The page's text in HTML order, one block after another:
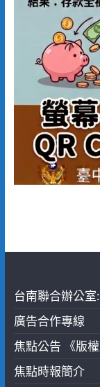
台南聯合辦公
廣告合作專線
焦點公告 《版
焦點時報簡介